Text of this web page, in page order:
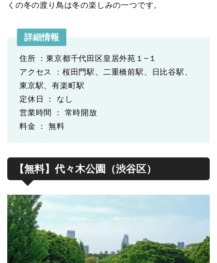
くの冬の渡り鳥は冬の楽しみの一つです。
詳細情報
住所 ：東京都千代田区皇居外苑１−１
アクセス ：桜田門駅、二重橋前駅、日比谷駅、
東京駅、有楽町駅
定休日 ： なし
営業時間 ： 常時開放
料金 ： 無料
【無料】代々木公園（渋谷区）